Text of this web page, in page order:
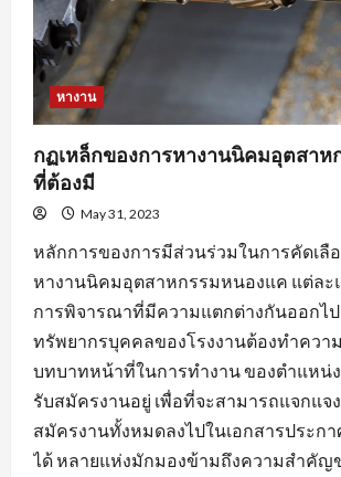
หางาน
กฏเหล็กของการหางานนิคมอุตสา
ที่ต้องมี
May 31, 2023
หลักการของการมีส่วนร่วมในการคัดเลื
หางานนิคมอุตสาหกรรมหนองแค แต่ละ
การพิจารณาที่มีความแตกต่างกันออกไป
ทรัพยากรบุคคลของโรงงานต้องทำความ
บทบาทหน้าที่ในการทำงาน ของตำแหน่
รับสมัครงานอยู่ เพื่อที่จะสามารถแจกแจ
สมัครงานทั้งหมดลงไปในเอกสารประก
ได้ หลายแห่งมักมองข้ามถึงความสำคัญ